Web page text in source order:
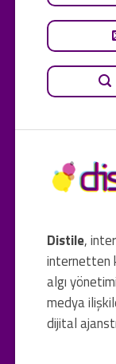
Distile,
internetten
algı
medya
dijital